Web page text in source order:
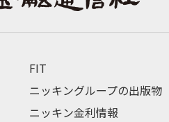
FIT
ニッキングループの出版物
ニッキン金利情報